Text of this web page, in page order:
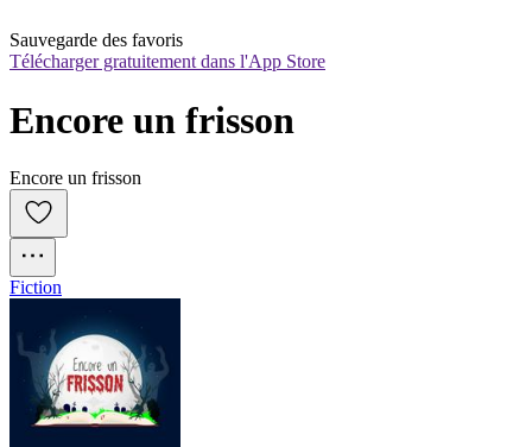
Sauvegarde des favoris
Télécharger gratuitement dans l'App Store
Encore un frisson
Encore un frisson
Fiction